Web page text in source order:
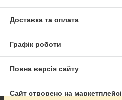
Доставка та оплата
Графік роботи
Повна версія сайту
Сайт створено на маркетплейсі